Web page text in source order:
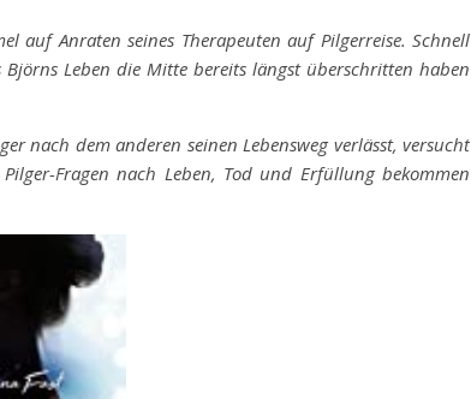
auf Anraten seines Therapeuten auf Pilgerreise. Schnell
Leben die Mitte bereits längst überschritten haben
nach dem anderen seinen Lebensweg verlässt, versucht
Fragen nach Leben, Tod und Erfüllung bekommen